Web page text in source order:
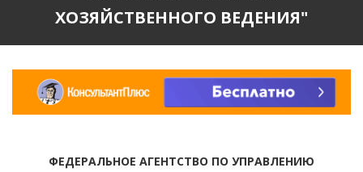
ХОЗЯЙСТВЕННОГО ВЕДЕНИЯ"
ФЕДЕРАЛЬНОЕ АГЕНТСТВО ПО УПРАВЛЕНИЮ